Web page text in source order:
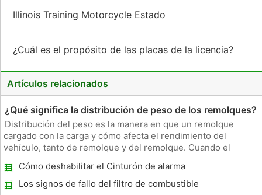
Illinois Training Motorcycle Estado
¿Cuál es el propósito de las placas de la licencia?
Artículos relacionados
¿Qué significa la distribución de peso de los remolques?
Distribución del peso es la manera en que un remolque
cargado con la carga y cómo afecta el rendimiento del
vehículo, tanto de remolque y del remolque. Cuando el
capacidad del remolque, el peso debe distribuirse
adecuadamente; mala distribución
Cómo deshabilitar el Cinturón de alarma
asiento en un Mitsubishi Lancer
Los signos de fallo del filtro de combustible